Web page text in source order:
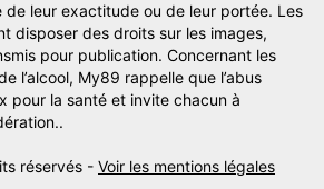
de leur exactitude ou de leur portée. Les
disposer des droits sur les images,
pour publication. Concernant les
l’alcool, My89 rappelle que l’abus
pour la santé et invite chacun à
réservés - Voir les mentions légales